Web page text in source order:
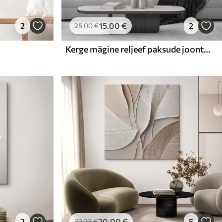
2 25.00€15.00 € 2
Kerge mägine reljeef paksude joontega